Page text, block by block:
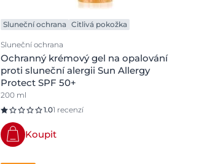
Sluneční ochrana Citlivá pokožka
Sluneční ochrana
Ochranný krémový gel na opalování
proti sluneční alergii Sun Allergy
Protect SPF 50+
200 ml
1.01 recenzí
Koupit